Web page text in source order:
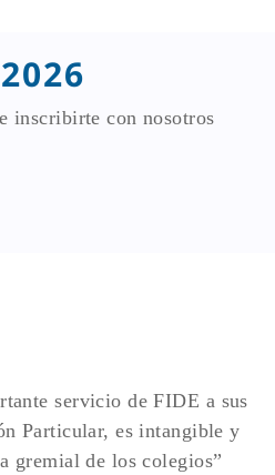
inscribirte con nosotros
servicio de FIDE a sus
Particular, es intangible y
gremial de los colegios”